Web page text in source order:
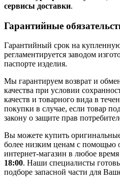
сервисы доставки.
Гарантийные
Гарантийный срок на
регламентируется заводом
паспорте изделия.
Мы гарантируем возврат и
качества при условии
качеств и товарного вида в
покупки в случае, если товар
закону о защите прав
Вы можете купить
более низким ценам с помощью
интернет-магазин в любое
18:00. Наши специалисты
подборе запасной части для